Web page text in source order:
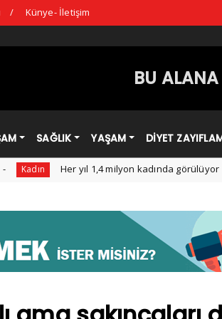
Künye- İletişim
BU ALANA
SAĞLIK YAŞAM DİYET
Her yıl 1,4 milyon kadında görülüyor Pratik